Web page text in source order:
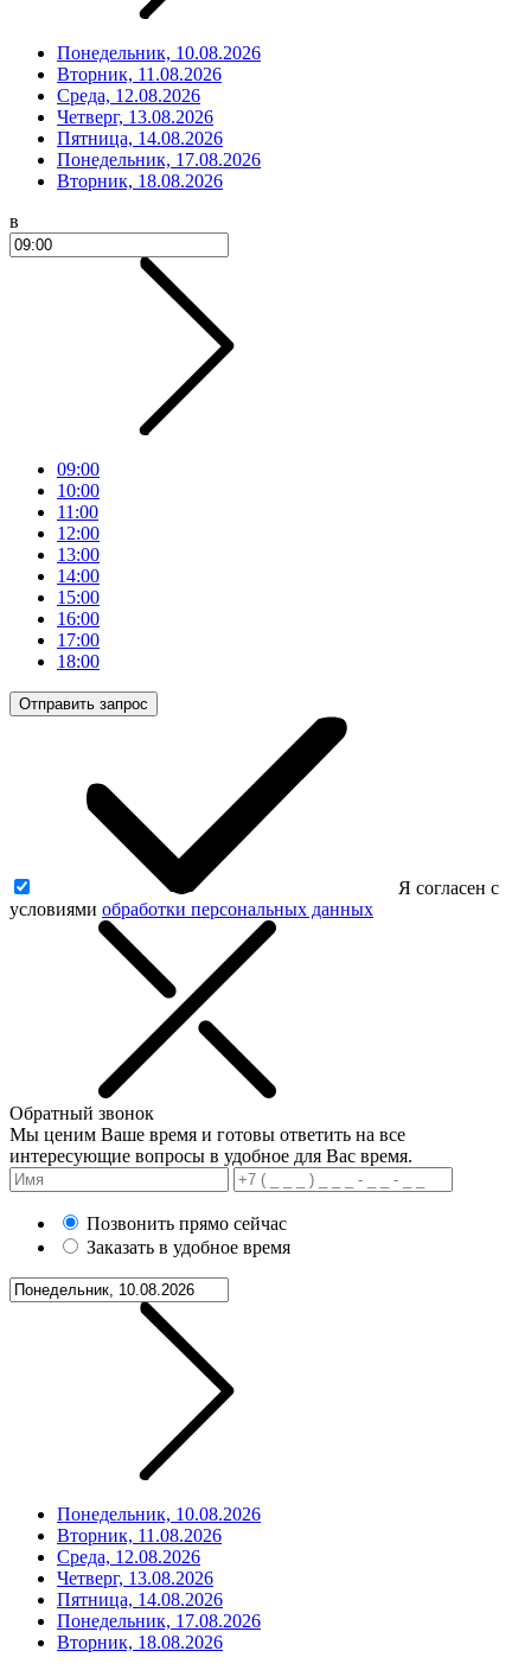
Понедельник, 10.08.2026
Вторник, 11.08.2026
Среда, 12.08.2026
Четверг, 13.08.2026
Пятница, 14.08.2026
Понедельник, 17.08.2026
Вторник, 18.08.2026
в
09:00
10:00
11:00
12:00
13:00
14:00
15:00
16:00
17:00
18:00
Отправить запрос
Я согласен с
условиями обработки персональных данных
Обратный звонок
Мы ценим Ваше время и готовы ответить на все
интересующие вопросы в удобное для Вас время.
Позвонить прямо сейчас
Заказать в удобное время
Понедельник, 10.08.2026
Вторник, 11.08.2026
Среда, 12.08.2026
Четверг, 13.08.2026
Пятница, 14.08.2026
Понедельник, 17.08.2026
Вторник, 18.08.2026